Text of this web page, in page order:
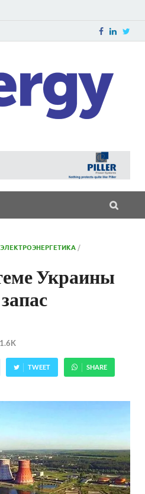
ЭЛЕКТРОЭНЕРГЕТИКА /
Украины
1.6K
TWEET SHARE